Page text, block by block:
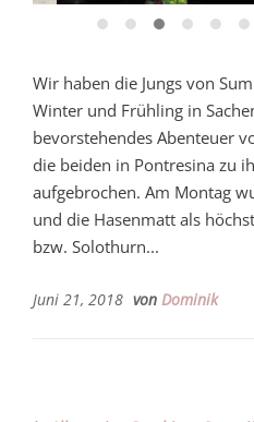
Wir haben die Jungs von
Winter und Frühling in
bevorstehendes Abenteuer
die beiden in Pontresina zu
aufgebrochen. Am Montag
und die Hasenmatt als
bzw. Solothurn...
Juni 21, 2018 von Dominik